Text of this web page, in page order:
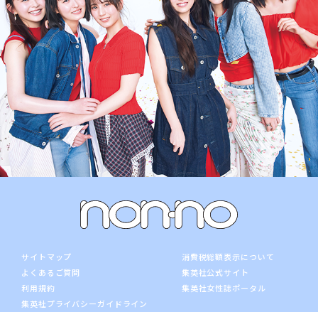
サイトマップ
よくあるご質問
利用規約
集英社プライバシーガイドライン
消費税総額表示について
集英社公式サイト
集英社女性誌ポータル